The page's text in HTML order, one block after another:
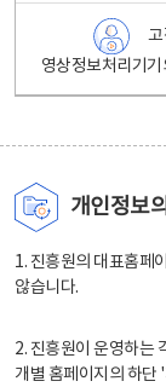
고
영상정보처리기기
개인정보
1. 진흥원의 대표홈페
않습니다.
2. 진흥원이 운영하는
개별 홈페이지의 하단